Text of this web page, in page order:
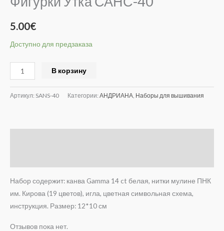
5.00€
Доступно для предзаказа
В корзину
Артикул: SANS-40 Категории: АНДРИАНА Наборы для вышивания
Набор содержит: канва Gamma 14 ct белая, нитки мулине ПНК
им. Кирова (19 цветов), игла, цветная символьная схема,
инструкция. Размер: 12*10 см
Отзывов пока нет.